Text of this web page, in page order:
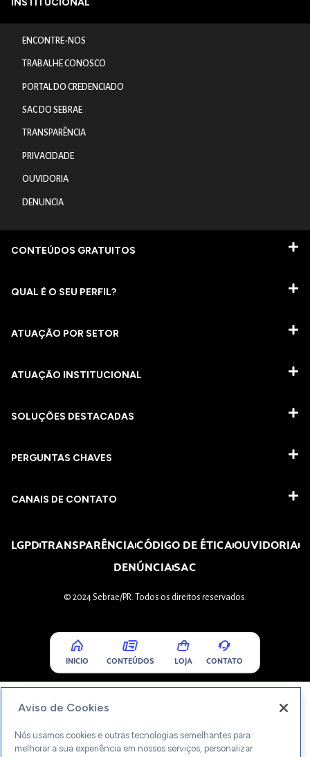
ENCONTRE-NOS
TRABALHE CONOSCO
PORTAL DO CREDENCIADO
SAC DO SEBRAE
TRANSPARÊNCIA
PRIVACIDADE
OUVIDORIA
DENUNCIA
CONTEÚDOS GRATUITOS
QUAL É O SEU PERFIL?
ATUAÇÃO POR SETOR
ATUAÇÃO INSTITUCIONAL
SOLUÇÕES DESTACADAS
PERGUNTAS CHAVES​
CANAIS DE CONTATO
LGPDTRANSPARÊNCIACÓDIGO DE ÉTICAOUVIDORIA
DENÚNCIASAC
© 2024 Sebrae/PR. Todos os direitos reservados.
INICIO CONTEÚDOS LOJA CONTATO
Aviso de Cookies
Nós usamos cookies e outras tecnologias semelhantes para
melhorar a sua experiência em nossos serviços, personalizar